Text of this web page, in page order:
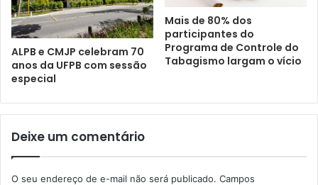
ALPB e CMJP celebram 70
anos da UFPB com sessão
especial
Mais de 80% dos
participantes do
Programa de Controle do
Tabagismo largam o vício
Deixe um comentário
O seu endereço de e-mail não será publicado. Campos